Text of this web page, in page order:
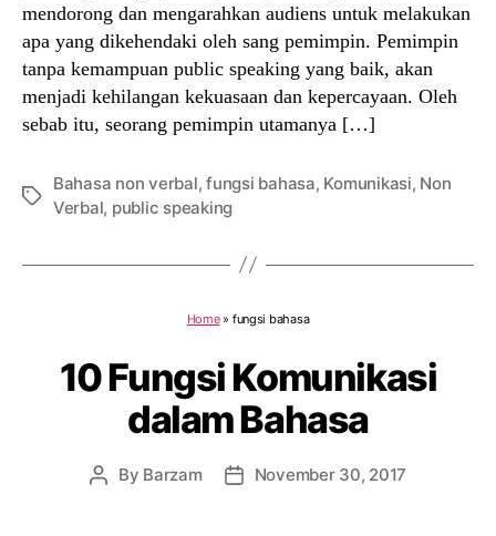
mendorong dan mengarahkan audiens untuk melakukan
apa yang dikehendaki oleh sang pemimpin. Pemimpin
tanpa kemampuan public speaking yang baik, akan
menjadi kehilangan kekuasaan dan kepercayaan. Oleh
sebab itu, seorang pemimpin utamanya […]
Tags
Bahasa non verbal,fungsi bahasa, Komunikasi, Non
Verbal, public speaking
Home» fungsi bahasa
10 Fungsi Komunikasi
dalam Bahasa
Post
By Barzam
PostNovember 30, 2017